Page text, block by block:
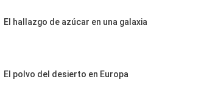
El hallazgo de azúcar en una galaxia
El polvo del desierto en Europa